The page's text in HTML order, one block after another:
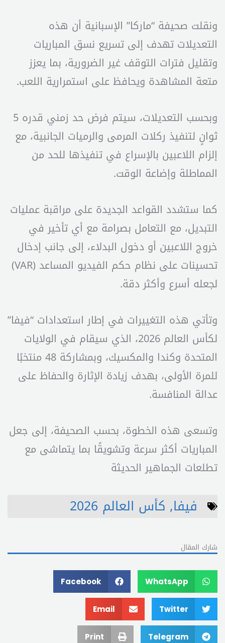
ونقلت صحيفة “ماركا” الإسبانية أن هذه
التعديلات تهدف إلى تسريع نسق المباريات
وتقليل فترات التوقف غير الضرورية، بما يعزز
متعة المشاهدة ويحافظ على استمرارية اللعب.
وبحسب التعديلات، سيتم فرض حد زمني قدره 5
ثوانٍ لتنفيذ ركلات المرمى والرميات الجانبية، مع
إلزام اللاعبين بالإسراع في تنفيذها للحد من
المماطلة وإضاعة الوقت.
كما ستشدد القواعد الجديدة على مراقبة عمليات
التبديل، مع التعامل بصرامة مع أي تأخير في
خروج اللاعبين أو دخول البدلاء، إلى جانب إدخال
تحسينات على نظام حكم الفيديو المساعد (VAR)
لجعله أسرع وأكثر دقة.
وتأتي هذه التغييرات في إطار استعدادات “فيفا”
لكأس العالم 2026، الذي سيقام في الولايات
المتحدة وكندا والمكسيك، وبمشاركة 48 منتخبًا
للمرة الأولى، بهدف زيادة الإثارة والحفاظ على
عدالة المنافسة.
وتسعى هذه الخطوة، بحسب الصحيفة، إلى جعل
المباريات أكثر سرعة وتشويقًا بما يتماشى مع
تطلعات الجماهير الحديثة
فيفا, كأس العالم 2026
شارك المقال
WhatsApp
Facebook
Twitter
Email
Telegram
Print